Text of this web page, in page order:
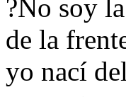
?No soy
de la
yo nací